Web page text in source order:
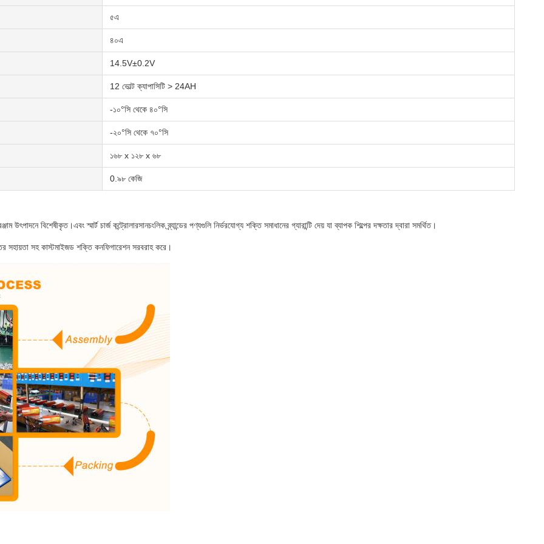
৫এ
৪০এ
14.5V±0.2V
12 ভোল্ট ক্যাপাসিটি > 24AH
-১০°সি থেকে ৪০°সি
-২০°সি থেকে ৭০°সি
১৬৮ x ১২৮ x ৬৮
0.৯৮ কেজি
বিশেষীকৃত।এবং স্মার্ট চার্জ কন্ট্রোলারসানচংলিক ব্র্যান্ডের পণ্যগুলি নির্ভরযোগ্য শক্তি সমাধানের গ্যারান্টি দেয় যা ব্যাপক শিল্পের দক্ষতার দ্বারা সমর্থিত।
সহায়তা সহ কাস্টমাইজড শক্তি কনফিগারেশন সরবরাহ করে।